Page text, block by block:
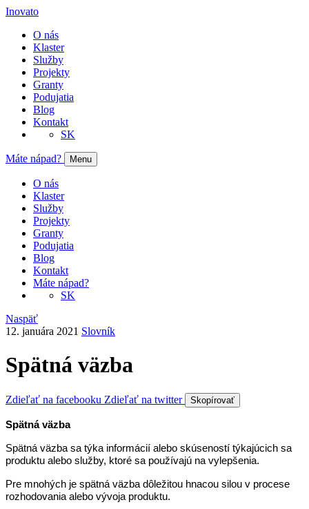
Inovato
O nás
Klaster
Služby
Projekty
Granty
Podujatia
Blog
Kontakt
SK
Máte nápad? Menu
O nás
Klaster
Služby
Projekty
Granty
Podujatia
Blog
Kontakt
Máte nápad?
SK
Naspäť
12. januára 2021 Slovník
Spätná väzba
Zdieľať na facebooku Zdieľať na twitter Skopírovať
Spätná väzba
Spätná väzba sa týka informácií alebo skúseností týkajúcich sa
produktu alebo služby, ktoré sa používajú na vylepšenia.
Pre mnohých je spätná väzba dôležitou hnacou silou v procese
rozhodovania alebo vývoja produktu.